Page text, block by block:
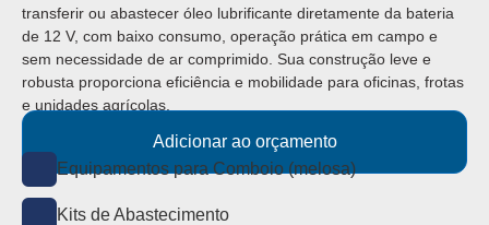
transferir ou abastecer óleo lubrificante diretamente da bateria
de 12 V, com baixo consumo, operação prática em campo e
sem necessidade de ar comprimido. Sua construção leve e
robusta proporciona eficiência e mobilidade para oficinas, frotas
e unidades agrícolas.
Adicionar ao orçamento
Equipamentos para Comboio (melosa)
Kits de Abastecimento